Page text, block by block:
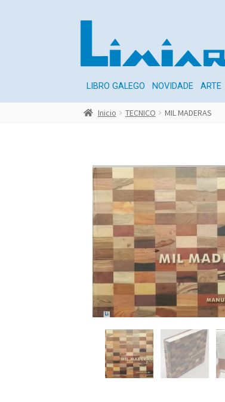
LIBRO GALEGO NOVIDADE ARTE
Inicio TECNICO MIL MADERAS